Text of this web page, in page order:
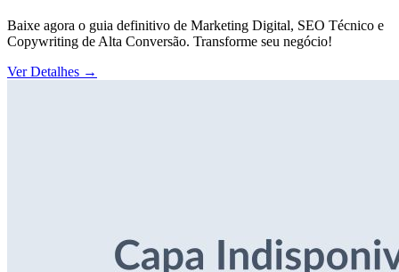
Baixe agora o guia definitivo de Marketing Digital, SEO Técnico e
Copywriting de Alta Conversão. Transforme seu negócio!
Ver Detalhes →